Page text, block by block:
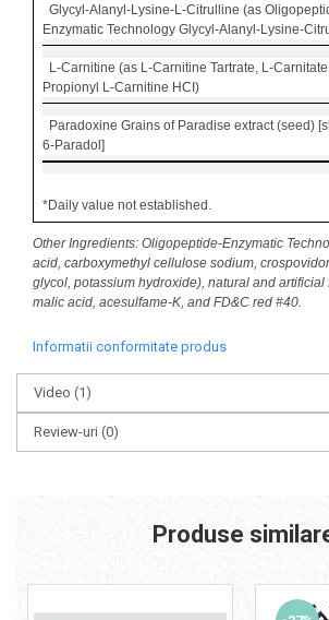
Glycyl-Alanyl-Lysine-L-Citrulline (as
Enzymatic Technology Glycyl-Alanyl-Lysine-
L-Carnitine (as L-Carnitine Tartrate, L-
Propionyl L-Carnitine HCI)
Paradoxine Grains of Paradise extract (seed)
6-Paradol]
*Daily value not established.
Other Ingredients: Oligopeptide-Enzymatic
acid, carboxymethyl cellulose sodium,
glycol, potassium hydroxide), natural and
malic acid, acesulfame-K, and FD&C red #40.
Informatii conformitate produs
Video (1)
Review-uri (0)
Produse